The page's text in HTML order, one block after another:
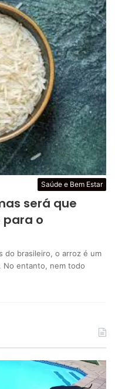
Saúde e Bem Estar
será que
o
do brasileiro, o arroz é um
No entanto, nem todo